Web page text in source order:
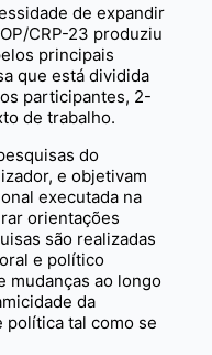
de expandir
CRP-23 produziu
principais
que está dividida
participantes, 2-
de trabalho.
do
e objetivam
executada na
orientações
são realizadas
e político
mudanças ao longo
da
política tal como se